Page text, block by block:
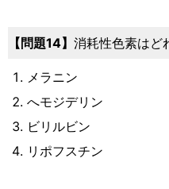
14 消耗性色素はど
メラニン
へモジデリン
ビリルビン
リポフスチン